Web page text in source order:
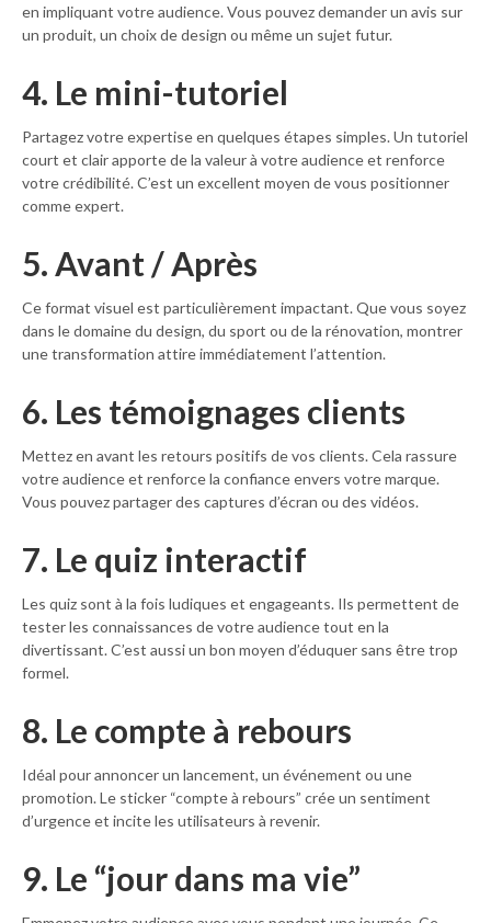
en impliquant votre audience. Vous pouvez demander un avis sur
un produit, un choix de design ou même un sujet futur.
4. Le mini-tutoriel
Partagez votre expertise en quelques étapes simples. Un tutoriel
court et clair apporte de la valeur à votre audience et renforce
votre crédibilité. C’est un excellent moyen de vous positionner
comme expert.
5. Avant / Après
Ce format visuel est particulièrement impactant. Que vous soyez
dans le domaine du design, du sport ou de la rénovation, montrer
une transformation attire immédiatement l’attention.
6. Les témoignages clients
Mettez en avant les retours positifs de vos clients. Cela rassure
votre audience et renforce la confiance envers votre marque.
Vous pouvez partager des captures d’écran ou des vidéos.
7. Le quiz interactif
Les quiz sont à la fois ludiques et engageants. Ils permettent de
tester les connaissances de votre audience tout en la
divertissant. C’est aussi un bon moyen d’éduquer sans être trop
formel.
8. Le compte à rebours
Idéal pour annoncer un lancement, un événement ou une
promotion. Le sticker “compte à rebours” crée un sentiment
d’urgence et incite les utilisateurs à revenir.
9. Le “jour dans ma vie”